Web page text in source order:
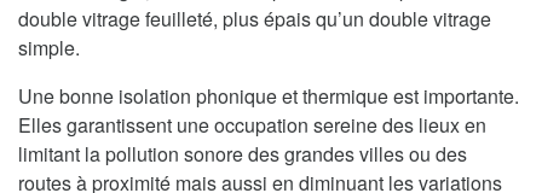
double vitrage feuilleté, plus épais qu’un double vitrage
simple.
Une bonne isolation phonique et thermique est importante.
Elles garantissent une occupation sereine des lieux en
limitant la pollution sonore des grandes villes ou des
routes à proximité mais aussi en diminuant les variations